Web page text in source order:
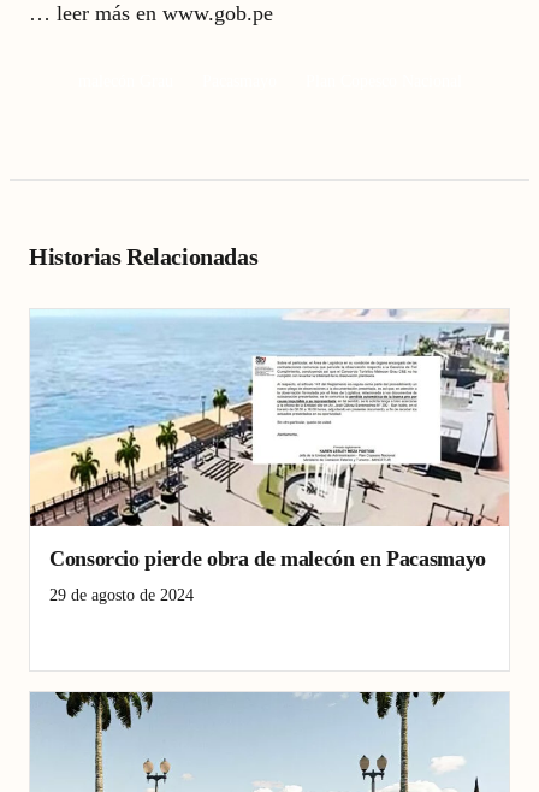
… leer más en www.gob.pe
Historias Relacionadas
Consorcio pierde obra de malecón en Pacasmayo
29 de agosto de 2024